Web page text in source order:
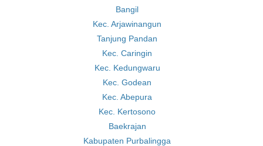
Bangil
Kec. Arjawinangun
Tanjung Pandan
Kec. Caringin
Kec. Kedungwaru
Kec. Godean
Kec. Abepura
Kec. Kertosono
Baekrajan
Kabupaten Purbalingga